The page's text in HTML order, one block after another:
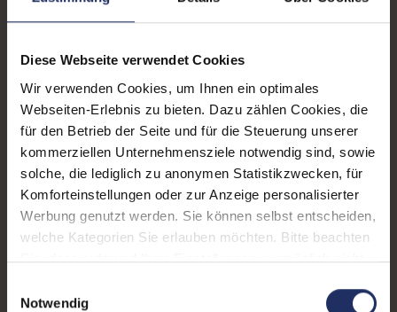
Diese Webseite verwendet Cookies
Wir verwenden Cookies, um Ihnen ein optimales
Webseiten-Erlebnis zu bieten. Dazu zählen Cookies, die
für den Betrieb der Seite und für die Steuerung unserer
kommerziellen Unternehmensziele notwendig sind, sowie
solche, die lediglich zu anonymen Statistikzwecken, für
Komforteinstellungen oder zur Anzeige personalisierter
Werbung genutzt werden. Sie können selbst entscheiden,
welche Kategorien Sie erlauben möchten. Bitte beachten
Sie, dass aufgrund Ihrer Einstellungen, womöglich nicht
Weitere Informationen finden Sie in
Notwendig
Schnittstellen: 1x Bluetooth, 1x HDMI
LAN RJ-45, 1x USB 3 Typ
A , 1x USB 3 Typ C, 1x W-
LAN
Mehr anzeigen
Displaygröße: 15,6 Zoll
LTE: Ja
Displayauflösung: 1920 x 1080 FHD
Tastaturlayout:
Deutsch (QWERTZ) mit